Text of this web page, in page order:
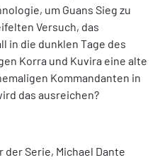
um Guans Sieg zu
Versuch, das
in die dunklen Tage des
Korra und Kuvira eine alte
Kommandanten in
das ausreichen?
Serie, Michael Dante